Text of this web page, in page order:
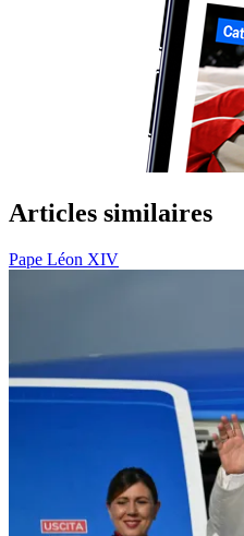
Articles similaires
Pape Léon XIV